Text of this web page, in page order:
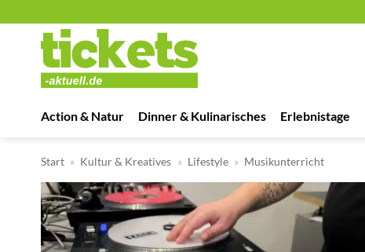
springen
Action & Natur Dinner & Kulinarisches Erlebnistage
Start » Kultur & Kreatives » Lifestyle » Musikunterricht